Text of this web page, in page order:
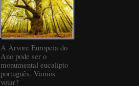
A Árvore Europeia do
Ano pode ser o
monumental eucalipto
português. Vamos
votar?